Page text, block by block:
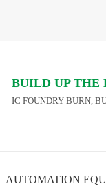
BUILD UP THE
IC FOUNDRY BURN,
AUTOMATION